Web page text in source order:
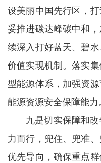
设美丽中国先行区，
妥推进碳达峰碳中和
续深入打好蓝天、碧
价值实现机制。落实
型能源体系，加强资
能源资源安全保障能力
九是切实保障和
力而行，兜住、兜准
优先导向，确保重点